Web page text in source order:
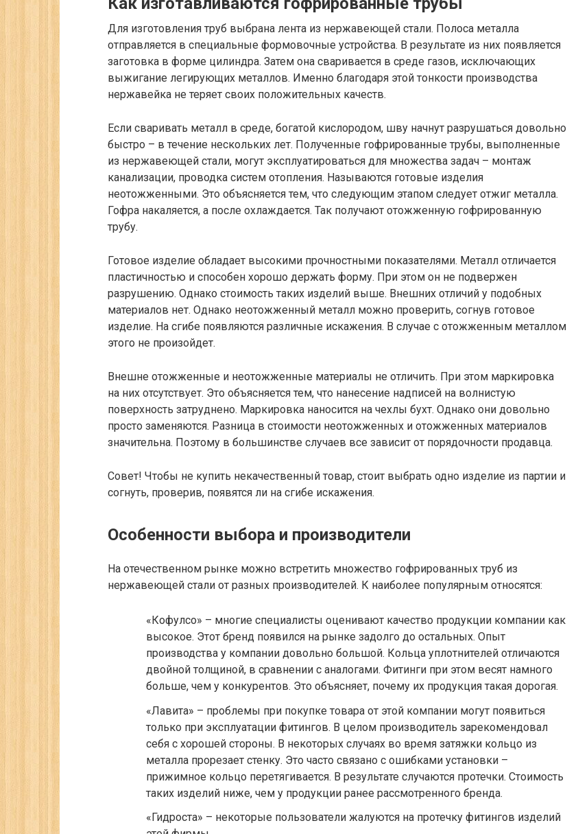
Для изготовления труб выбрана лента из нержавеющей стали. Полоса металла
отправляется в специальные формовочные устройства. В результате из них появляется
заготовка в форме цилиндра. Затем она сваривается в среде газов, исключающих
выжигание легирующих металлов. Именно благодаря этой тонкости производства
нержавейка не теряет своих положительных качеств.
Если сваривать металл в среде, богатой кислородом, шву начнут разрушаться довольно
быстро – в течение нескольких лет. Полученные гофрированные трубы, выполненные
из нержавеющей стали, могут эксплуатироваться для множества задач – монтаж
канализации, проводка систем отопления. Называются готовые изделия
неотожженными. Это объясняется тем, что следующим этапом следует отжиг металла.
Гофра накаляется, а после охлаждается. Так получают отожженную гофрированную
трубу.
Готовое изделие обладает высокими прочностными показателями. Металл отличается
пластичностью и способен хорошо держать форму. При этом он не подвержен
разрушению. Однако стоимость таких изделий выше. Внешних отличий у подобных
материалов нет. Однако неотожженный металл можно проверить, согнув готовое
изделие. На сгибе появляются различные искажения. В случае с отожженным металлом
этого не произойдет.
Внешне отожженные и неотожженные материалы не отличить. При этом маркировка
на них отсутствует. Это объясняется тем, что нанесение надписей на волнистую
поверхность затруднено. Маркировка наносится на чехлы бухт. Однако они довольно
просто заменяются. Разница в стоимости неотожженных и отожженных материалов
значительна. Поэтому в большинстве случаев все зависит от порядочности продавца.
Совет! Чтобы не купить некачественный товар, стоит выбрать одно изделие из партии и
согнуть, проверив, появятся ли на сгибе искажения.
Особенности выбора и производители
На отечественном рынке можно встретить множество гофрированных труб из
нержавеющей стали от разных производителей. К наиболее популярным относятся:
«Кофулсо» – многие специалисты оценивают качество продукции компании как
высокое. Этот бренд появился на рынке задолго до остальных. Опыт
производства у компании довольно большой. Кольца уплотнителей отличаются
двойной толщиной, в сравнении с аналогами. Фитинги при этом весят намного
больше, чем у конкурентов. Это объясняет, почему их продукция такая дорогая.
«Лавита» – проблемы при покупке товара от этой компании могут появиться
только при эксплуатации фитингов. В целом производитель зарекомендовал
себя с хорошей стороны. В некоторых случаях во время затяжки кольцо из
металла прорезает стенку. Это часто связано с ошибками установки –
прижимное кольцо перетягивается. В результате случаются протечки. Стоимость
таких изделий ниже, чем у продукции ранее рассмотренного бренда.
«Гидроста» – некоторые пользователи жалуются на протечку фитингов изделий